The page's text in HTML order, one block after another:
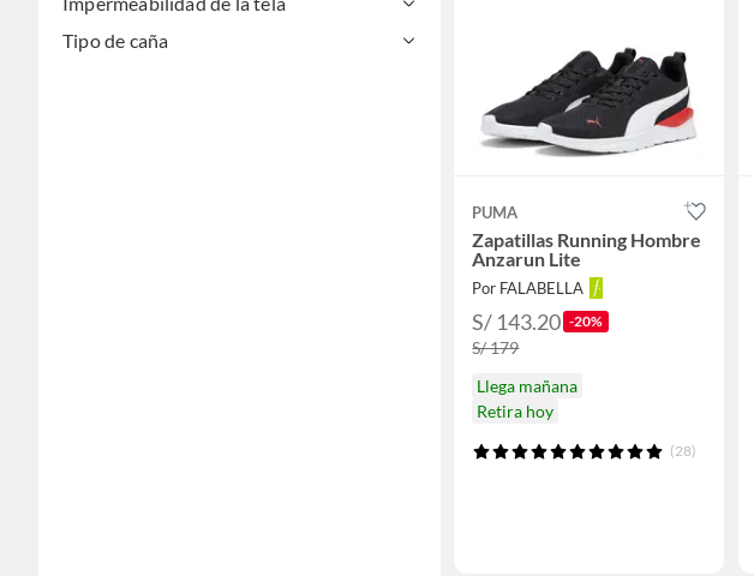
Tipo de caña
PUMA
Zapatillas Running Hombre
Anzarun Lite
Por FALABELLA
S/ 143.20 -20%
S/ 179
Llega mañana
Retira hoy
(28)